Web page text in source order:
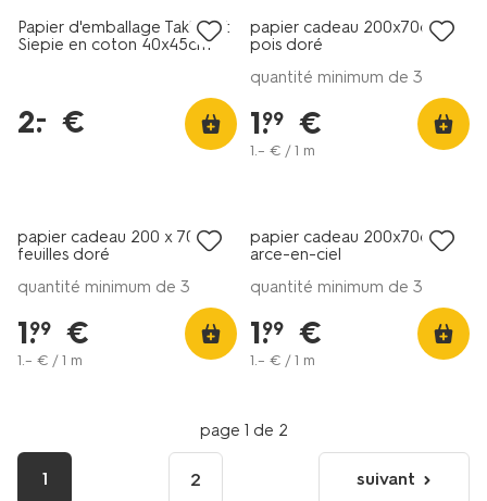
Papier d'emballage Takkie et
Siepie en coton 40x45cm
2.
– €
papier cadeau 200x70cm
pois doré
quantité minimum de 3
1.
99 €
1.– € / 1 m
papier cadeau 200 x 70 cm
feuilles doré
quantité minimum de 3
1.
99 €
1.– € / 1 m
papier cadeau 200x70cm
arce-en-ciel
quantité minimum de 3
1.
99 €
1.– € / 1 m
page 1 de 2
1 2
page
suivant